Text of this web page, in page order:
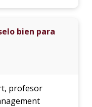
bien para
profesor